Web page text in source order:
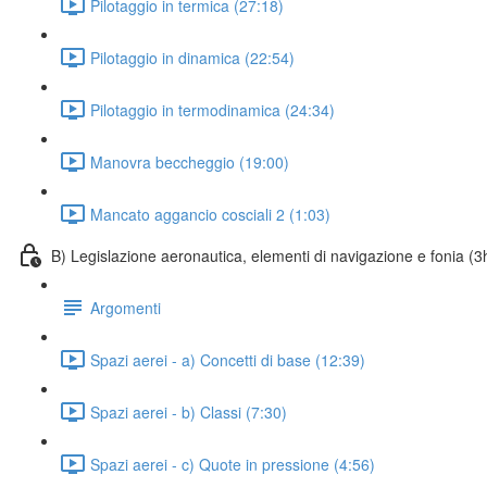
Pilotaggio in termica (27:18)
Pilotaggio in dinamica (22:54)
Pilotaggio in termodinamica (24:34)
Manovra beccheggio (19:00)
Mancato aggancio cosciali 2 (1:03)
B) Legislazione aeronautica, elementi di navigazione e fonia
Argomenti
Spazi aerei - a) Concetti di base (12:39)
Spazi aerei - b) Classi (7:30)
Spazi aerei - c) Quote in pressione (4:56)